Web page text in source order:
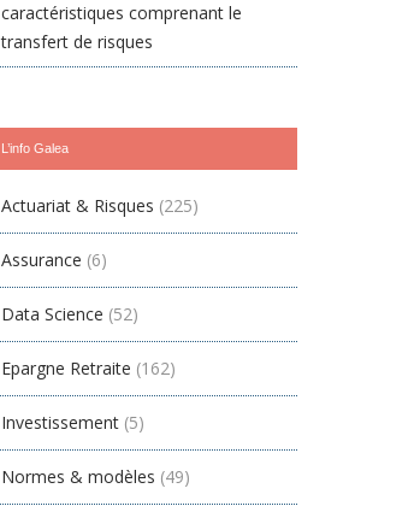
caractéristiques comprenant le
transfert de risques
L’info Galea
Actuariat & Risques (225)
Assurance (6)
Data Science (52)
Epargne Retraite (162)
Investissement (5)
Normes & modèles (49)